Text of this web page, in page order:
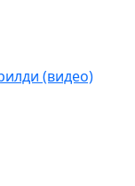
(видео)